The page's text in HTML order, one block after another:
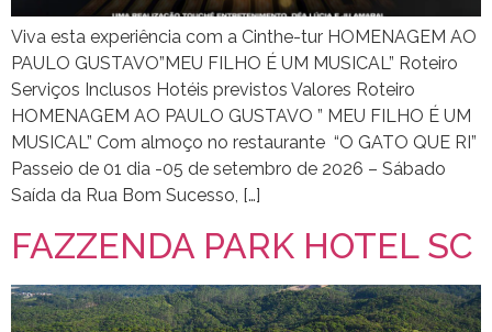
Viva esta experiência com a Cinthe-tur HOMENAGEM AO
PAULO GUSTAVO”MEU FILHO É UM MUSICAL” Roteiro
Serviços Inclusos Hotéis previstos Valores Roteiro
HOMENAGEM AO PAULO GUSTAVO ” MEU FILHO É UM
MUSICAL” Com almoço no restaurante “O GATO QUE RI”
Passeio de 01 dia -05 de setembro de 2026 – Sábado
Saída da Rua Bom Sucesso, […]
FAZZENDA PARK HOTEL SC